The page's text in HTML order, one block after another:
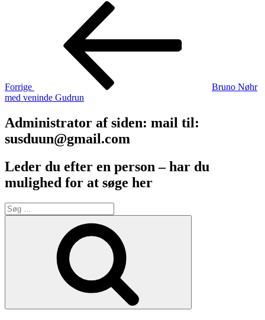
Indlægsnavigation
Forrige
Bruno Nøhr
med veninde Gudrun
Administrator af siden: mail til:
susduun@gmail.com
Leder du efter en person – har du
mulighed for at søge her
Søg
efter: